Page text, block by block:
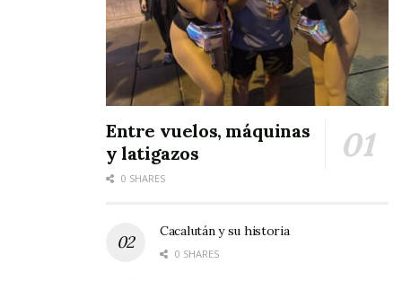
Es importante que los interesados deben llevar
comprobante de domicilio, identificación oficial
Entre vuelos, máquinas
y latigazos
0 SHARES
Cacalután y su historia
0 SHARES